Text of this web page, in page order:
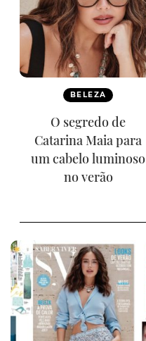
BELEZA
O segredo de
Catarina Maia para
um cabelo luminoso
no verão